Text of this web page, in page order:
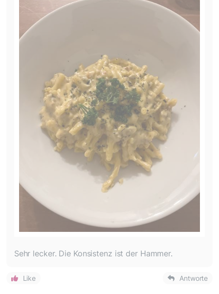
Sehr lecker. Die Konsistenz ist der Hammer.
Like Antworte